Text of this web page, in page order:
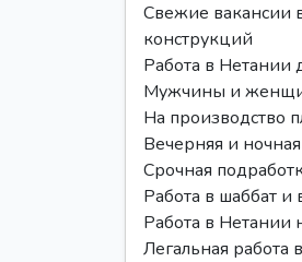
Свежие вакансии
конструкций
Работа в
Мужчины и
На производство
Вечерняя и
Срочная
Работа в шаббат
Работа в
Легальная